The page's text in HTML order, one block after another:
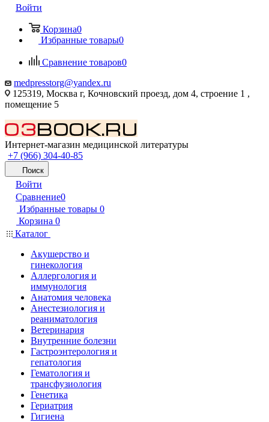
Войти
Корзина0
Избранные товары0
Сравнение товаров0
medpresstorg@yandex.ru
125319, Москва г, Кочновский проезд, дом 4, строение 1 ,
помещение 5
Интернет-магазин медицинской литературы
+7 (966) 304-40-85
Поиск
Войти
Сравнение0
Избранные товары 0
Корзина 0
Каталог
Акушерство и
гинекология
Аллергология и
иммунология
Анатомия человека
Анестезиология и
реаниматология
Ветеринария
Внутренние болезни
Гастроэнтерология и
гепатология
Гематология и
трансфузиология
Генетика
Гериатрия
Гигиена